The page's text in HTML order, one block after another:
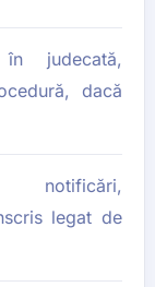
judecată,
dacă
notificări,
legat de